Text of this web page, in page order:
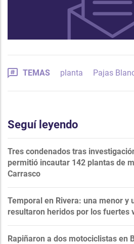
TEMAS planta Pajas
Seguí leyendo
Tres condenados tras
permitió incautar 142 plantas de
Carrasco
Temporal en Rivera: una menor y
resultaron heridos por los fuertes
Rapiñaron a dos motociclistas en